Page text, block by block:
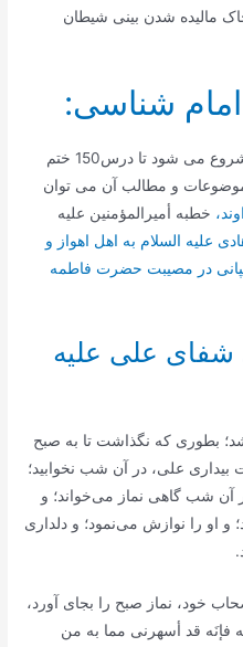
مالیده شدن بینی شیطان
شناسی:
جلد 10 این کتاب از درس های 136 شروع می شود تا درس150 ختم
5 فصل که از موضوعات و مطالب آن می توان
خطبه أمیرالمؤمنین علیه
علیه السلام به اهل اهواز و
در مصیبت حضرت فاطمه
شفای علی علیه
بطوری که نگذاشت تا به صبح
علی، در آن شب نخوابید؛
آن شب گاهی نماز می‌خواند؛ و
و او را نوازش می‌نمود؛ و دلداری
خود، نماز صبح را بجای آورد،
فإنَه قد أسهرنی مما به من